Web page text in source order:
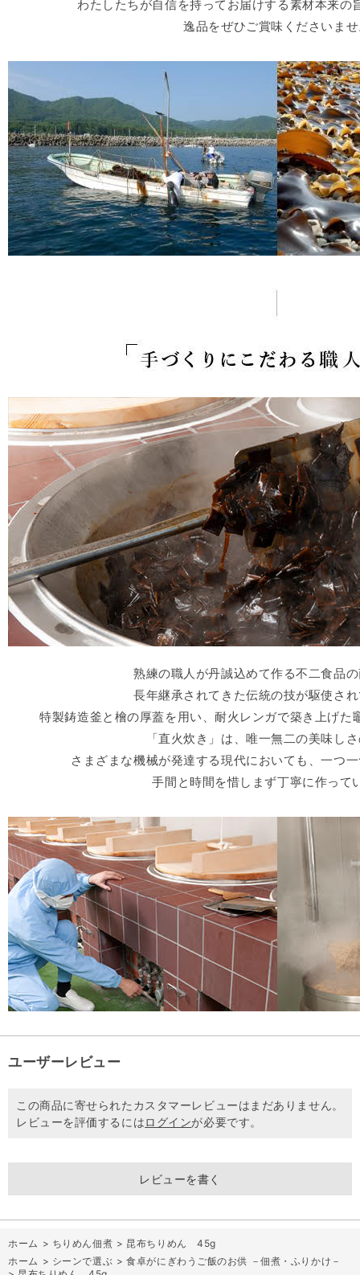
わたしたちが自信を持ってお届けする素材本来の
逸品をぜひご賞味くださいま
熟練の職人が丹誠込めて作る不二食品
長年継承されてきた伝統の技が駆使さ
特製鋳造釜と檜の厚蓋を用い、耐火レンガで築き上げた
「直火炊き」は、唯一無二の美味し
さまざまな機械が発達する現代においても、一つ
手間と時間を惜しまず丁寧に作って
ユーザーレビュー
この商品に寄せられたカスタマーレビューはまだありません。
レビューを評価するにはログインが必要です。
レビューを書く
ホーム > ちりめん佃煮 > 昆布ちりめん 45g
ホーム > シーンで選ぶ >食卓がにぎわうご飯のお供 －佃煮・ふりかけ－